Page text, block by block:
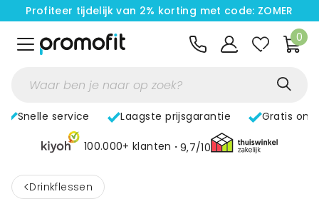
Profiteer tijdelijk van 2% korting met code: ZOMER
0
Snelle service Laagste prijsgarantie Gratis
100.000+ klanten 9,7/10
< Drinkflessen